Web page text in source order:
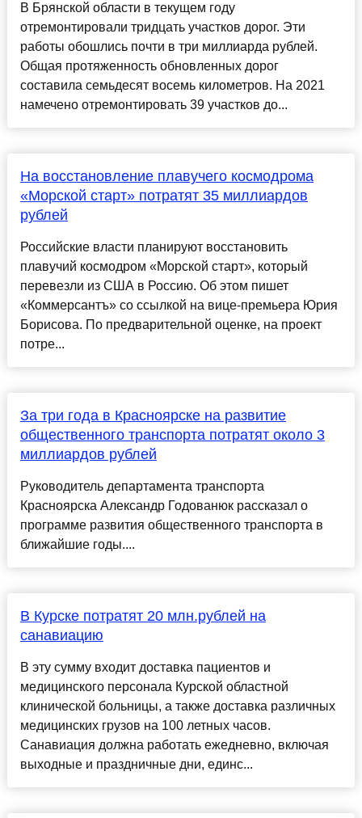
В Брянской области в текущем году
отремонтировали тридцать участков дорог. Эти
работы обошлись почти в три миллиарда рублей.
Общая протяженность обновленных дорог
составила семьдесят восемь километров. На 2021
намечено отремонтировать 39 участков до...
На восстановление плавучего космодрома
«Морской старт» потратят 35 миллиардов
рублей
Российские власти планируют восстановить
плавучий космодром «Морской старт», который
перевезли из США в Россию. Об этом пишет
«Коммерсантъ» со ссылкой на вице-премьера Юрия
Борисова. По предварительной оценке, на проект
потре...
За три года в Красноярске на развитие
общественного транспорта потратят около 3
миллиардов рублей
Руководитель департамента транспорта
Красноярска Александр Годованюк рассказал о
программе развития общественного транспорта в
ближайшие годы....
В Курске потратят 20 млн.рублей на
санавиацию
В эту сумму входит доставка пациентов и
медицинского персонала Курской областной
клинической больницы, а также доставка различных
медицинских грузов на 100 летных часов.
Санавиация должна работать ежедневно, включая
выходные и праздничные дни, единс...